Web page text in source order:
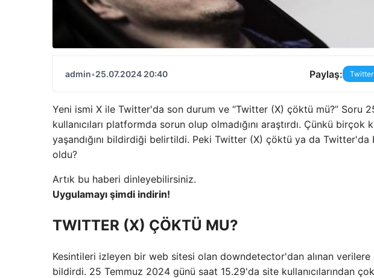
admin•25.07.2024 20:40 Paylaş: Twitter
Yeni ismi X ile Twitter'da son durum ve “Twitter (X) çöktü mü?” Soru
kullanıcıları platformda sorun olup olmadığını araştırdı. Çünkü birçok
yaşandığını bildirdiği belirtildi. Peki Twitter (X) çöktü ya da
oldu?
Artık bu haberi dinleyebilirsiniz.
Uygulamayı şimdi indirin!
TWITTER (X) ÇÖKTÜ MU?
Kesintileri izleyen bir web sitesi olan downdetector'dan alınan verilere
bildirdi. 25 Temmuz 2024 günü saat 15.29'da site kullanıcılarından